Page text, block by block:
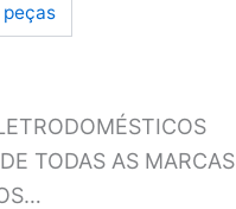
TODAS AS MARCAS